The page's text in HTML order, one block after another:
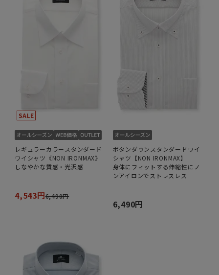
レギュラーカラースタンダード
ワイシャツ《NON IRONMAX》
しなやかな質感・光沢感
4,543円6,490円
ボタンダウンスタンダードワイ
シャツ【NON IRONMAX】
身体にフィットする伸縮性にノ
ンアイロンでストレスレス
6,490円